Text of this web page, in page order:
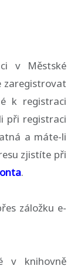
v Městské
zaregistrovat
k registraci
při registraci
a máte-li
zjistíte při
.
záložku e-
v knihovně